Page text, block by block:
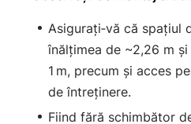
Asiguraţi‑vă că spaţiul
înălţimea de ~2,26 m
1 m, precum şi acces
de întreţinere.
Fiind fără schimbător